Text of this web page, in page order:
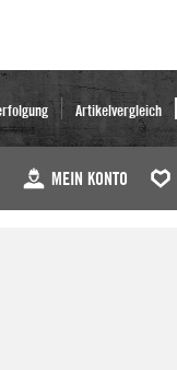
Artikelvergleich
MEIN KONTO